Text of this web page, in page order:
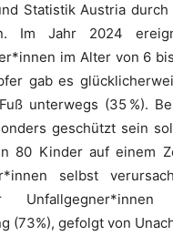
Statistik Austria
Im Jahr 2024
im Alter von 6
gab es
unterwegs (35 %).
geschützt sein
80 Kinder auf einem
selbst
(73%), gefolgt von